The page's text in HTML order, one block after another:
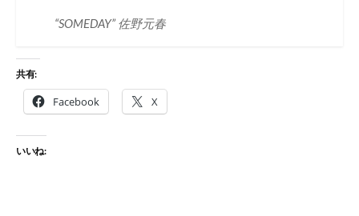
“SOMEDAY” 佐野元春
共有:
Facebook X
いいね: